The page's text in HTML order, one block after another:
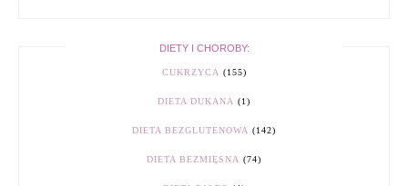
DIETY I CHOROBY:
CUKRZYCA (155)
DIETA DUKANA (1)
DIETA BEZGLUTENOWA (142)
DIETA BEZMIĘSNA (74)